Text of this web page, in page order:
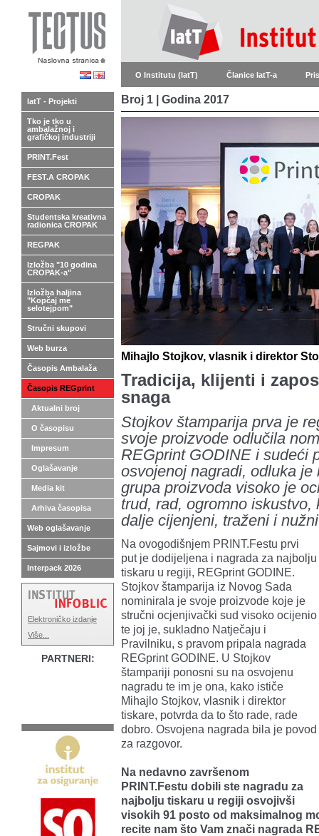
O Institutu (IatT) Članice IatT-a
Broj 1 | Godina 2017
Mihajlo Stojkov, vlasnik i direktor
Tradicija, klijenti i
snaga
Stojkov štamparija prva je
svoje proizvode odlučila
REGprint GODINE i sudeći
osvojenoj nagradi, odluka
grupa proizvoda visoko je
trud, rad, ogromno
dalje cijenjeni, traženi i
Na ovogodišnjem PRINT.Festu prvi
put je dodijeljena i nagrada za najbolju
tiskaru u regiji, REGprint GODINE.
Stojkov štamparija iz Novog Sada
nominirala je svoje proizvode koje je
stručni ocjenjivački sud visoko ocijenio
te joj je, sukladno Natječaju i
Pravilniku, s pravom pripala nagrada
REGprint GODINE. U Stojkov
štampariji ponosni su na osvojenu
nagradu te im je ona, kako ističe
Mihajlo Stojkov, vlasnik i direktor
tiskare, potvrda da to što rade, rade
dobro. Osvojena nagrada bila je povod
za razgovor.
Na nedavno završenom
PRINT.Festu dobili ste nagradu za
najbolju tiskaru u regiji osvojivši
visokih 91 posto od maksimalnog
recite nam što Vam znači nagrada
IatT - Projekti
Tko je tko u
ambalažnoj i
grafičkoj industriji
PRINT.Fest
FEST.A CROPAK
CROPAK
Studentska kreativna
radionica CROPAK
REGPAK
Izložba "10 godina
CROPAK-a"
Izložba haljina
"Kopčaj me
selotejpom"
Stručni skupovi
Web burza
Časopis Ambalaža
Časopis REGprint
Aktualni broj
O časopisu
Impresum
Oglašavanje
Media kit
Arhiva časopisa
Web oglašavanje
Sajmovi i izložbe
Interpack 2026
Elektroničko izdanje
Više...
PARTNERI: